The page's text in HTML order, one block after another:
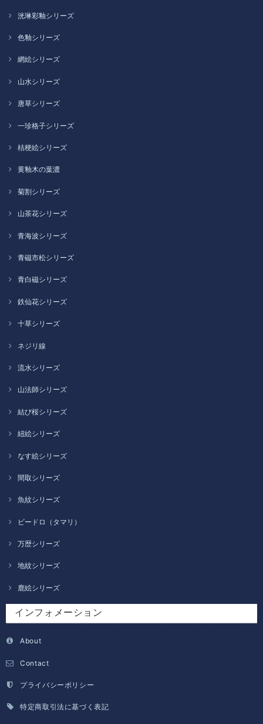
洸琳彩釉シリーズ
色釉シリーズ
網絵シリーズ
山水シリーズ
唐草シリーズ
一珍格子シリーズ
桔梗絵シリーズ
黄釉木の葉濃
菊割シリーズ
山茶花シリーズ
青海波シリーズ
青磁市松シリーズ
青白磁シリーズ
鉄仙花シリーズ
十草シリーズ
ネジリ線
流水シリーズ
山法師シリーズ
結び桜シリーズ
紐絵シリーズ
なす絵シリーズ
間取シリーズ
魚紋シリーズ
ビードロ（タマリ）
万歴シリーズ
地紋シリーズ
鹿絵シリーズ
インフォメーション
About
Contact
プライバシーポリシー
特定商取引法に基づく表記